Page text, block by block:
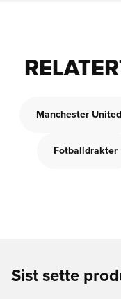
Manchester
Fotballdrakter
Sist sette